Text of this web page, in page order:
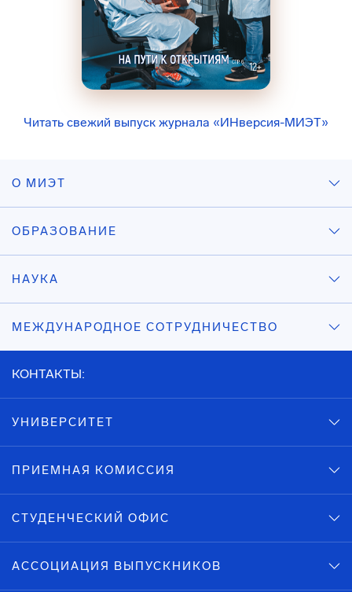
Читать свежий выпуск журнала «ИНверсия-МИЭТ»
О МИЭТ
ОБРАЗОВАНИЕ
НАУКА
МЕЖДУНАРОДНОЕ СОТРУДНИЧЕСТВО
КОНТАКТЫ:
УНИВЕРСИТЕТ
ПРИЕМНАЯ КОМИССИЯ
СТУДЕНЧЕСКИЙ ОФИС
АССОЦИАЦИЯ ВЫПУСКНИКОВ